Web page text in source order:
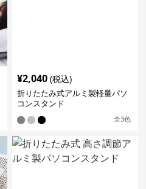
¥2,040 (税込)
折りたたみ式アルミ製軽量パソ
コンスタンド
全3色